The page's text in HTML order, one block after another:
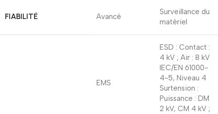
FIABILITÉ Avancé
Surveillance du
matériel
EMS
ESD : Contact :
4 kV ; Air : 8 kV
IEC/EN 61000-
4-5, Niveau 4
Surtension :
Puissance : DM
2 kV, CM 4 kV ;